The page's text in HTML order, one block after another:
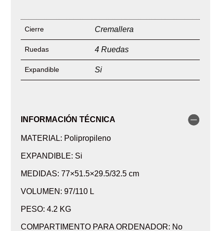
Cierre Cremallera
Ruedas 4 Ruedas
Expandible Si
INFORMACIÓN TÉCNICA
MATERIAL: Polipropileno
EXPANDIBLE: Si
MEDIDAS: 77×51.5×29.5/32.5 cm
VOLUMEN: 97/110 L
PESO: 4.2 KG
COMPARTIMENTO PARA ORDENADOR: No